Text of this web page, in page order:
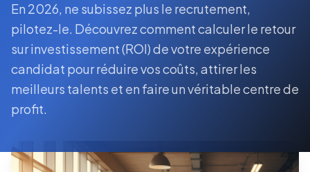
En 2026, ne subissez plus le recrutement,
pilotez-le. Découvrez comment calculer le retour
sur investissement (ROI) de votre expérience
candidat pour réduire vos coûts, attirer les
meilleurs talents et en faire un véritable centre de
profit.